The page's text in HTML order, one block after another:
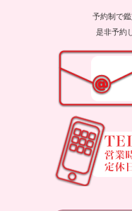
予約制で鑑
是非予約